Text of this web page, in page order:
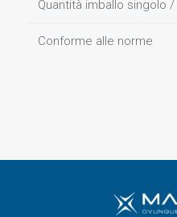
Quantità imballo singolo
Conforme alle norme